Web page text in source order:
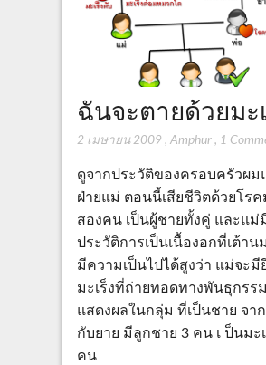
ฉันจะตายด้วยมะ
2 เมษายน 2009 , Amphur, 1
ดูจากประวัติของครอบครัวผ
ฝ่ายแม่ ตอนนี้เสียชีวิตด้วยโรค
สองคน เป็นผู้ชายทั้งคู่ และแม่
ประวัติการเป็นเนื้องอกที่เต้า
มีความเป็นไปได้สูงว่า แม่จะมี
มะเร็งที่ถ่ายทอดทางพันธุกรร
แสดงผลในกลุ่ม ที่เป็นชาย จา
กับยาย มีลูกชาย 3 คน เ ป็นมะ
คน